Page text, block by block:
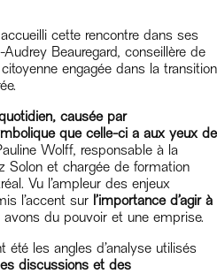
cette rencontre dans ses
Audrey Beauregard, conseillère de
engagée dans la transition
causée par
que celle-ci a aux yeux de
Wolff, responsable à la
Solon et chargée de formation
Vu l’ampleur des enjeux
l’accent sur l’importance d’agir à
avons du pouvoir et une emprise.
été les angles d’analyse utilisés
es discussions et des